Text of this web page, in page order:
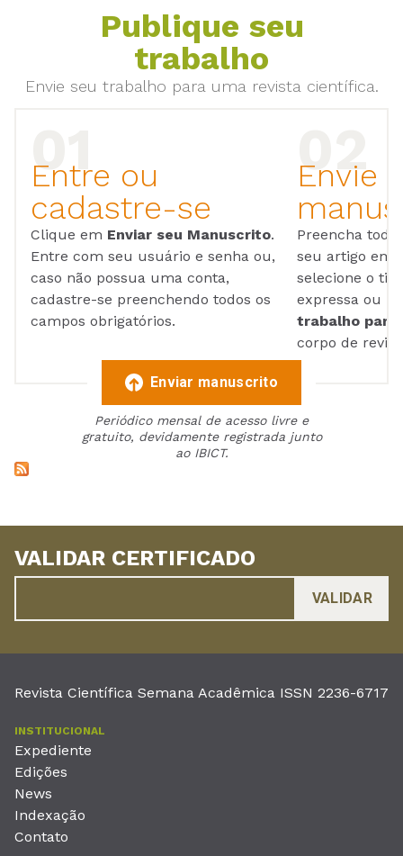
Publique seu
trabalho
Envie seu trabalho para uma revista científica.
Entre ou
cadastre-se
Clique em Enviar seu Manuscrito.
Entre com seu usuário e senha ou,
caso não possua uma conta,
cadastre-se preenchendo todos os
campos obrigatórios.
Envie
Preencha
seu artigo em
selecione o
expressa ou
trabalho para
corpo de
Enviar manuscrito
Periódico mensal de acesso livre e
gratuito, devidamente registrada junto
ao IBICT.
VALIDAR CERTIFICADO
Revista Científica Semana Acadêmica ISSN 2236-6717
INSTITUCIONAL
Expediente
Edições
News
Indexação
Contato